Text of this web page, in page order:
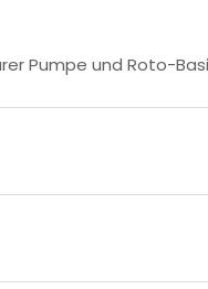
Pumpe und Roto-